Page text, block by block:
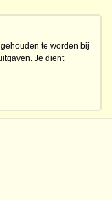
te worden bij
Je dient